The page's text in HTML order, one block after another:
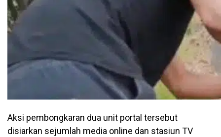
Aksi pembongkaran dua unit portal tersebut
disiarkan sejumlah media online dan stasiun TV